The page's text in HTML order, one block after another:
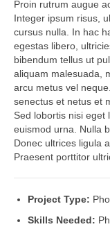
Proin rutrum augue
Integer ipsum risus,
cursus nulla. In hac
egestas libero,
bibendum tellus ut
aliquam malesuada,
arcu metus vel
senectus et netus et
Sed lobortis nisi eget
euismod urna. Nulla
Donec ultrices ligula
Praesent porttitor
Project Type:
Skills Needed: